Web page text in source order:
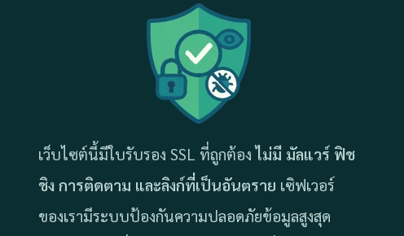
เว็บไซต์นี้มีใบรับรอง SSL ที่ถูกต้องไม่มี มัลแวร์ ฟิช
ชิง การติดตาม และลิงก์ที่เป็นอันตราย เซิฟเวอร์
ของเรามีระบบป้องกันความปลอดภัยข้อมูลสูงสุด